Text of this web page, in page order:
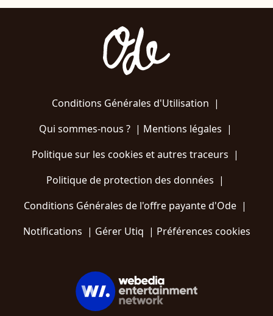
Conditions Générales d'Utilisation |
Qui sommes-nous ?| Mentions légales |
Politique sur les cookies et autres traceurs |
Politique de protection des données |
Conditions Générales de l'offre payante d'Ode |
Notifications | Gérer Utiq | Préférences cookies